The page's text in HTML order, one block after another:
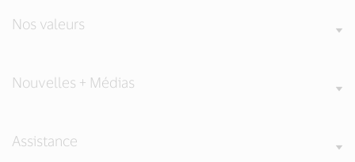
Nos valeurs
Nouvelles + Médias
Assistance